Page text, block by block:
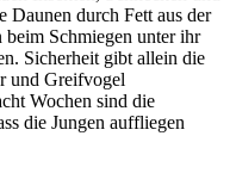
Daunen durch Fett aus der
Schmiegen unter ihr
Sicherheit gibt allein die
und Greifvogel
Wochen sind die
die Jungen auffliegen